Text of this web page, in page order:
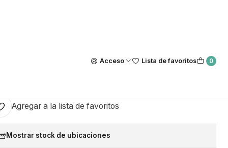
Acceso Lista de favoritos 0
TRIANGULOS CELESTE
Agregar a la lista de favoritos
Mostrar stock de ubicaciones